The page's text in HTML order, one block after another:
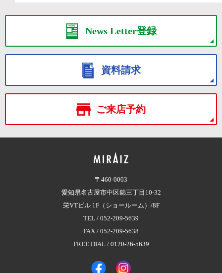
News Letter登録
資料請求
ご来店予約
〒460-0003
愛知県名古屋市中区錦三丁目10-32
栄VTビル 1F（ショールーム）/8F
TEL / 052-209-5639
FAX / 052-209-5638
FREE DIAL / 0120-26-5639